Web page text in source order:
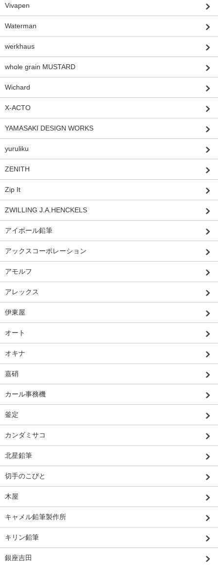
Vivapen
Waterman
werkhaus
whole grain MUSTARD
Wichard
X-ACTO
YAMASAKI DESIGN WORKS
yuruliku
ZENITH
Zip It
ZWILLING J.A.HENCKELS
アイボール鉛筆
アックスコーポレーション
アモルフ
アレックス
伊東屋
オート
オキナ
嘉硝
カール事務機
釜定
カンダミサコ
北星鉛筆
切手のこびと
木屋
キャメル鉛筆製作所
キリン鉛筆
銀座吉田